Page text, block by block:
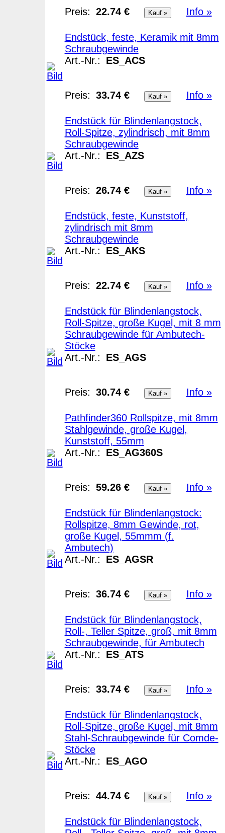
Preis: 22.74 € Info »
Endstück, feste, Keramik mit 8mm
Schraubgewinde
Art.-Nr.:
ES_ACS
Preis: 33.74 € Info »
Endstück für Blindenlangstock,
Roll-Spitze, zylindrisch, mit 8mm
Schraubgewinde
Art.-Nr.:
ES_AZS
Preis: 26.74 € Info »
Endstück, feste, Kunststoff,
zylindrisch mit 8mm
Schraubgewinde
Art.-Nr.:
ES_AKS
Preis: 22.74 € Info »
Endstück für Blindenlangstock,
Roll-Spitze, große Kugel, mit 8 mm
Schraubgewinde für Ambutech-
Stöcke
Art.-Nr.:
ES_AGS
Preis: 30.74 € Info »
Pathfinder360 Rollspitze, mit 8mm
Stahlgewinde, große Kugel,
Kunststoff, 55mm
Art.-Nr.:
ES_AG360S
Preis: 59.26 € Info »
Endstück für Blindenlangstock:
Rollspitze, 8mm Gewinde, rot,
große Kugel, 55mmm (f.
Ambutech)
Art.-Nr.:
ES_AGSR
Preis: 36.74 € Info »
Endstück für Blindenlangstock,
Roll-, Teller Spitze, groß, mit 8mm
Schraubgewinde, für Ambutech
Art.-Nr.:
ES_ATS
Preis: 33.74 € Info »
Endstück für Blindenlangstock,
Roll-Spitze, große Kugel, mit 8mm
Stahl-Schraubgewinde für Comde-
Stöcke
Art.-Nr.:
ES_AGO
Preis: 44.74 € Info »
Endstück für Blindenlangstock,